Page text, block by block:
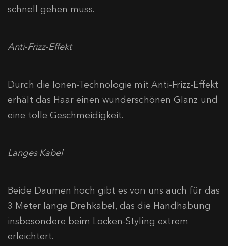
schnell gehen muss.
Anti-Frizz-Effekt
Durch die Ionen-Technologie mit Anti-Frizz-Effekt
erhält das Haar einen wunderschönen Glanz und
eine tolle Geschmeidigkeit.
Langes Kabel
Beide Daumen hoch gibt es von uns auch für das
3 Meter lange Drehkabel, das die Handhabung
insbesondere beim Locken-Styling extrem
erleichtert.